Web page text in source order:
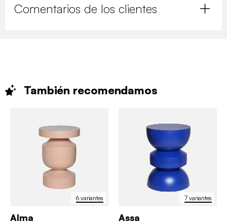
Comentarios de los clientes
También recomendamos
6 variantes
Alma
7 variantes
Assa